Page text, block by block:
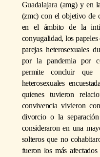
Guadalajara (amg) y en
(zmc) con el objetivo de
en el ámbito de la
conyugalidad, los
parejas heterosexuales
por la pandemia por
permite concluir
heterosexuales
quienes tuvieron
convivencia vivieron
divorcio o la
consideraron en una
solteros que no
fueron los más